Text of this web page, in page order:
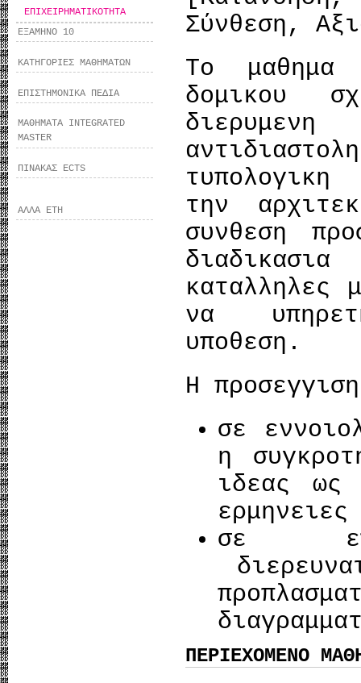
ΕΠΙΧΕΙΡΗΜΑΤΙΚΟΤΗΤΑ
ΕΞΑΜΗΝΟ 10
ΚΑΤΗΓΟΡΙΕΣ ΜΑΘΗΜΑΤΩΝ
ΕΠΙΣΤΗΜΟΝΙΚΑ ΠΕΔΙΑ
ΜΑΘΗΜΑΤΑ INTEGRATED
MASTER
ΠΙΝΑΚΑΣ ECTS
ΑΛΛΑ ΕΤΗ
Σύνθεση,
Το μαθημα
δομικου
την
συνθεση
καταλληλες
να
υποθεση.
Η
σε
η
ιδεας ως
ερμηνειες
σε
ΠΕΡΙΕΧΟΜΕΝΟ